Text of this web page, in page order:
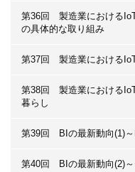
第36回 製造業における
の具体的な取り組み
第37回 製造業における
第38回 製造業における
暮らし
第39回 BIの最新動向(1)～
第40回 BIの最新動向(2)～